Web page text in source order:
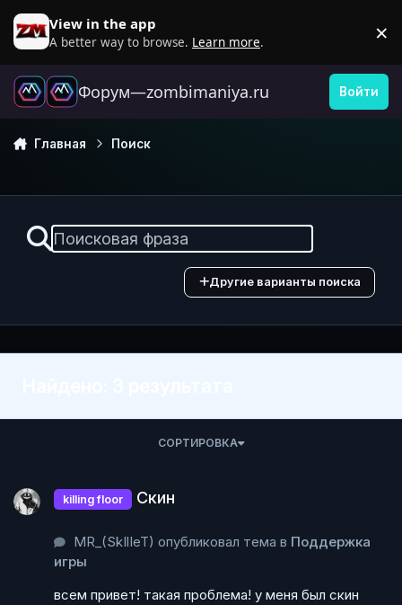
Перейти к содержанию
View in the app
A better way to browse. Learn more. ×
Форум—zombimaniya.ru Войти
Главная Поиск
Другие варианты поиска
СОРТИРОВКА
killing floor Скин
MR_(SkIlIeT) опубликовал тема в Поддержка
игры
всем привет! такая проблема! у меня был скин